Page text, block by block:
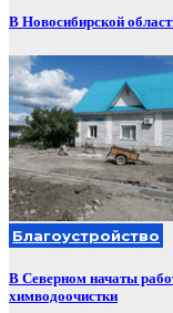
В Новосибирской
Благоустройство
В Северном начаты
химводоочистки